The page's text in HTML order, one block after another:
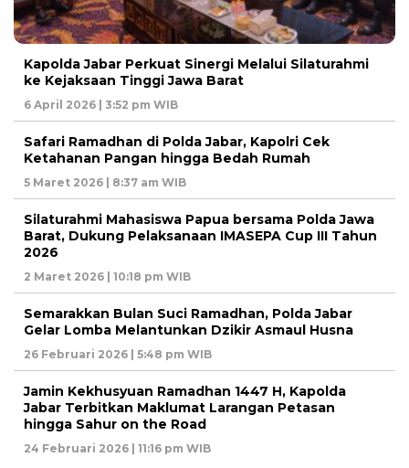
Kapolda Jabar Perkuat Sinergi Melalui Silaturahmi
ke Kejaksaan Tinggi Jawa Barat
6 April 2026 | 3:52 pm WIB
Safari Ramadhan di Polda Jabar, Kapolri Cek
Ketahanan Pangan hingga Bedah Rumah
5 Maret 2026 | 8:37 am WIB
Silaturahmi Mahasiswa Papua bersama Polda Jawa
Barat, Dukung Pelaksanaan IMASEPA Cup III Tahun
2026
2 Maret 2026 | 10:18 pm WIB
Semarakkan Bulan Suci Ramadhan, Polda Jabar
Gelar Lomba Melantunkan Dzikir Asmaul Husna
26 Februari 2026 | 5:48 pm WIB
Jamin Kekhusyuan Ramadhan 1447 H, Kapolda
Jabar Terbitkan Maklumat Larangan Petasan
hingga Sahur on the Road
24 Februari 2026 | 11:16 pm WIB